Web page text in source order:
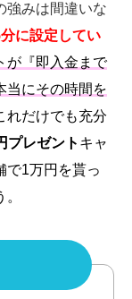
強みは間違いな
に設定してい
が『即入金まで
当にその時間を
れだけでも充分
プレゼント キャ
で1万円を貰っ